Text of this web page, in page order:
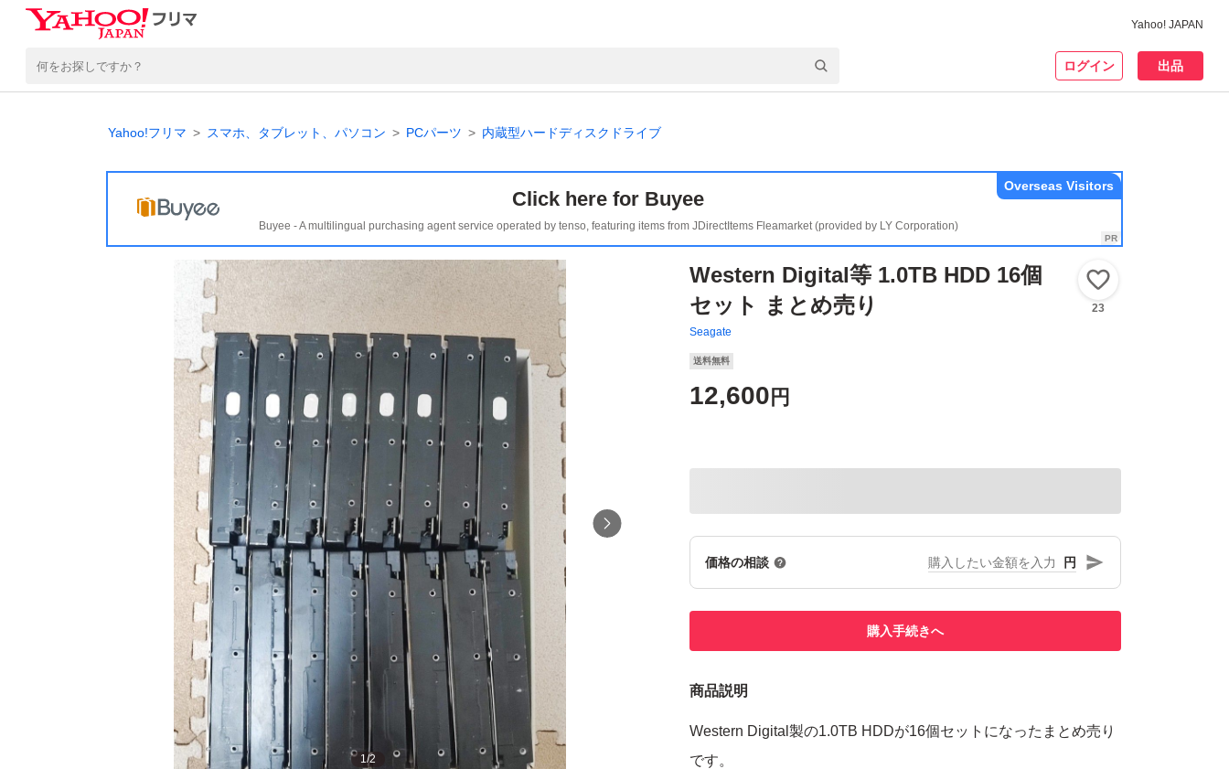
Yahoo! JAPAN
ログイン 出品
Yahoo!フリマ スマホ、タブレット、パソコン PCパーツ 内蔵型ハードディスクドライブ
Click here for Buyee
Buyee - A multilingual purchasing agent service operated by tenso, featuring items from JDirectItems Fleamarket (provided by LY Corporation)
Overseas Visitors
1/2
Western Digital等 1.0TB HDD 16個
セット まとめ売り
Seagate
23
送料無料
12,600 円
価格の相談 円
購入手続きへ
商品説明
Western Digital製の1.0TB HDDが16個セットになったまとめ売り
です。